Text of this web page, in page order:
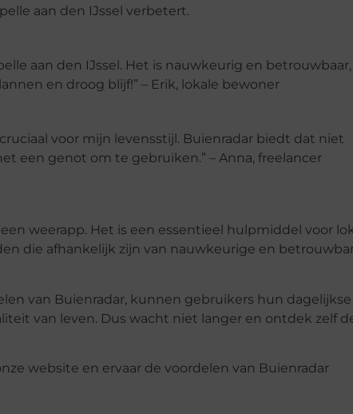
aan den IJssel verbetert.
aan den IJssel. Het is nauwkeurig en betrouwbaar,
en droog blijf!” – Erik, lokale bewoner
voor mijn levensstijl. Buienradar biedt dat niet
een genot om te gebruiken.” – Anna, freelancer
weerapp. Het is een essentieel hulpmiddel voor
die afhankelijk zijn van nauwkeurige en
van Buienradar, kunnen gebruikers hun dagelijkse
van leven. Dus wacht niet langer en ontdek zelf
website en ervaar de voordelen van Buienradar